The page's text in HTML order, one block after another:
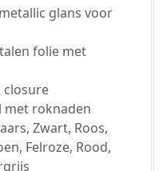
glans voor
folie met
closure
met roknaden
Zwart, Roos,
Felroze, Rood,